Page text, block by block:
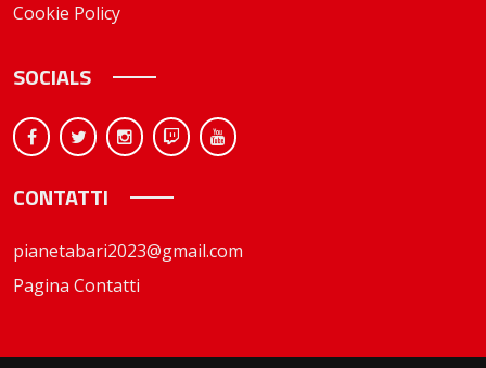
Cookie Policy
SOCIALS
CONTATTI
pianetabari2023@gmail.com
Pagina Contatti